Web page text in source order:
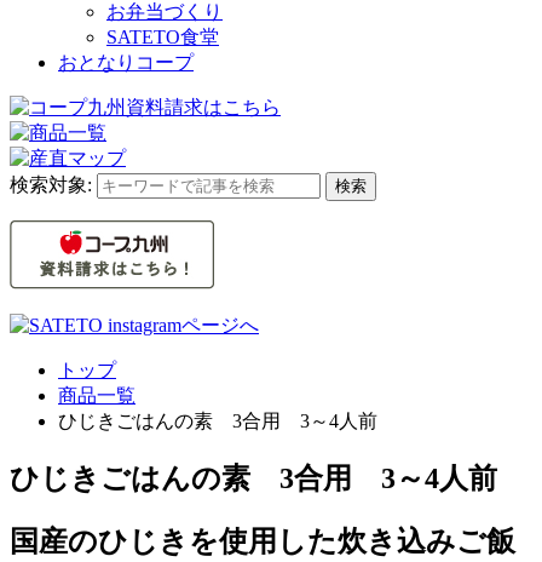
お弁当づくり
SATETO食堂
おとなりコープ
検索対象: 検索
トップ
商品一覧
ひじきごはんの素 3合用 3～4人前
ひじきごはんの素 3合用 3～4人前
国産のひじきを使用した炊き込みご飯